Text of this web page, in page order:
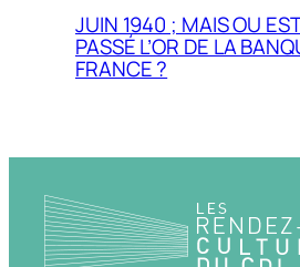
JUIN 1940 ; MAIS OU
PASSÉ L’OR DE LA
FRANCE ?